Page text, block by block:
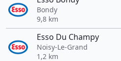
Bondy
9,8 km
Esso Du Champy
Noisy-Le-Grand
1,2 km